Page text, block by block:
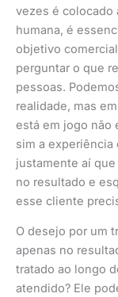
vezes é colocado
humana, é
objetivo
perguntar o que
pessoas.
realidade, mas
está em jogo não
sim a experiência
justamente aí
no resultado e
esse cliente
O desejo por um
apenas no
tratado ao longo
atendido? Ele